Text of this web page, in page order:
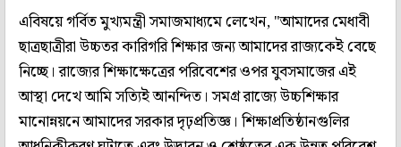
এবিষয়ে গর্বিত মুখ্যমন্ত্রী সমাজমাধ্যমে লেখেন, "আমাদের মেধাবী
ছাত্রছাত্রীরা উচ্চতর কারিগরি শিক্ষার জন্য আমাদের রাজ্যকেই বেছে
নিচ্ছে। রাজ্যের শিক্ষাক্ষেত্রের পরিবেশের ওপর যুবসমাজের এই
আস্থা দেখে আমি সত্যিই আনন্দিত। সমগ্র রাজ্যে উচ্চশিক্ষার
মানোন্নয়নে আমাদের সরকার দৃঢ়প্রতিজ্ঞ। শিক্ষাপ্রতিষ্ঠানগুলির